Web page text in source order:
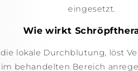
eingesetzt.
Wie wirkt
lokale Durchblutung, löst
behandelten Bereich